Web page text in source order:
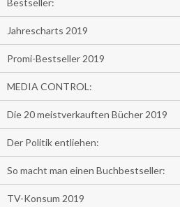
Jahrescharts 2019
Promi-Bestseller 2019
MEDIA CONTROL:
Die 20 meistverkauften Bücher 2019
Der Politik entliehen:
So macht man einen Buchbestseller:
TV-Konsum 2019